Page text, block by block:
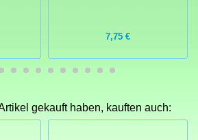
7,75 €
gekauft haben, kauften auch: